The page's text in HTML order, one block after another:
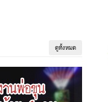
ดูทั้งหมด